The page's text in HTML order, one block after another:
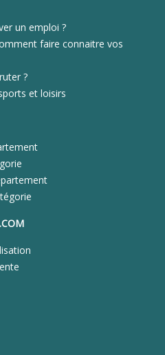
un emploi ?
faire connaitre vos
?
et loisirs